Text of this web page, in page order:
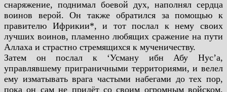
снаряжение, поднимал боевой дух, наполнял сердца
воинов верой. Он также обратился запомощью к
правителю Ифрикии*, и тот послал к нему своих
лучших воинов, пламенно любящих сражение на пути
Аллаха и страстно стремящихся к мученичеству.
Затем он послал к ‘Усману ибн Абу Нус’а,
управлявшему приграничными территориями, и велел
ему изматывать врага частыми набегами до тех пор,
пока он сам не придёт со своим огромным войском.